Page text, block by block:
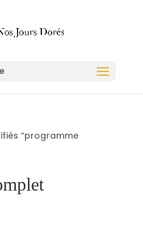
“programme